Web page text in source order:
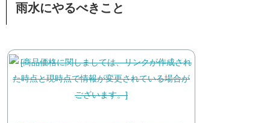
雨水にやるべきこと